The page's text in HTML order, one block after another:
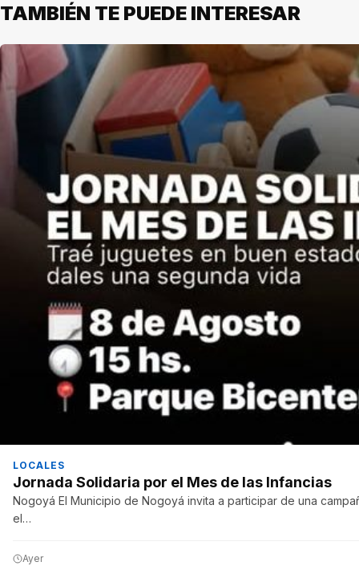
TAMBIÉN TE PUEDE INTERESAR
LOCALES
Jornada Solidaria por el Mes de las Infancias
Nogoyá El Municipio de Nogoyá invita a participar de una
el…
Ayer